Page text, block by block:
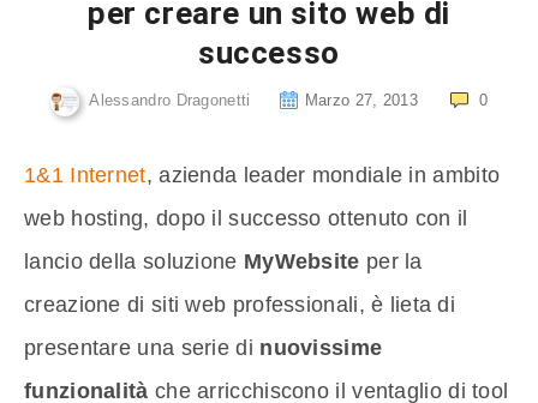
per creare un sito web di
successo
Alessandro Dragonetti Marzo 27, 2013 0
1&1 Internet, azienda leader mondiale in ambito
web hosting, dopo il successo ottenuto con il
lancio della soluzione MyWebsite per la
creazione di siti web professionali, è lieta di
presentare una serie di nuovissime
funzionalità che arricchiscono il ventaglio di tool